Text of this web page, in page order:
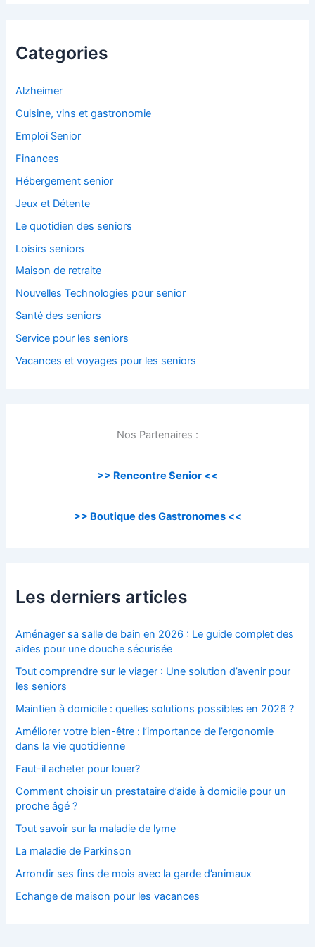
c
h
r
:
Categories
Alzheimer
Cuisine, vins et gastronomie
Emploi Senior
Finances
Hébergement senior
Jeux et Détente
Le quotidien des seniors
Loisirs seniors
Maison de retraite
Nouvelles Technologies pour senior
Santé des seniors
Service pour les seniors
Vacances et voyages pour les seniors
Nos Partenaires :
>> Rencontre Senior <<
>> Boutique des Gastronomes <<
Les derniers articles
Aménager sa salle de bain en 2026 : Le guide complet des
aides pour une douche sécurisée
Tout comprendre sur le viager : Une solution d’avenir pour
les seniors
Maintien à domicile : quelles solutions possibles en 2026 ?
Améliorer votre bien-être : l’importance de l’ergonomie
dans la vie quotidienne
Faut-il acheter pour louer?
Comment choisir un prestataire d’aide à domicile pour un
proche âgé ?
Tout savoir sur la maladie de lyme
La maladie de Parkinson
Arrondir ses fins de mois avec la garde d’animaux
Echange de maison pour les vacances